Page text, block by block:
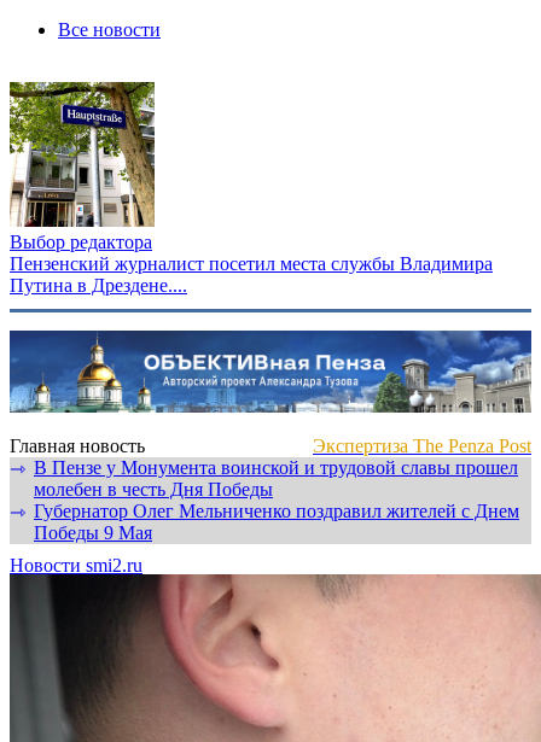
Все новости
Выбор редактора
Пензенский журналист посетил места службы Владимира
Путина в Дрездене....
Главная новость
Экспертиза The Penza Post
⇾ В Пензе у Монумента воинской и трудовой славы прошел
молебен в честь Дня Победы
⇾ Губернатор Олег Мельниченко поздравил жителей с Днем
Победы 9 Мая
Новости smi2.ru